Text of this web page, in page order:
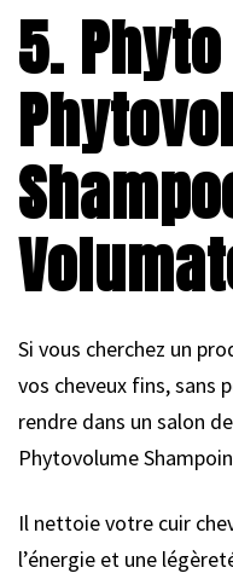
5. Phyto
Si vous cherchez un
vos cheveux fins, sans
rendre dans un salon
Phytovolume
Il nettoie votre cuir
l’énergie et une